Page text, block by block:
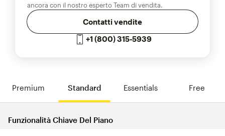
ancora con il nostro esperto Team di vendita.
Contatti vendite
+1 (800) 315-5939
Premium Standard Essentials Free
Funzionalità Chiave Del Piano